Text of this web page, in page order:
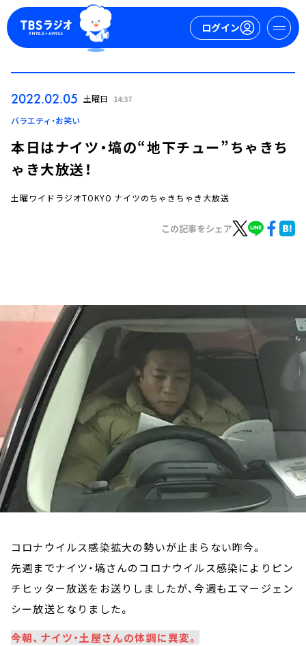
ログイン
ログイン
お知らせ
イベント・グッズ
YouTube
会社情報
2022.02.05 土曜日 14:37
バラエティ・お笑い
本日はナイツ・塙の“地下チュー”ちゃきち
ゃき大放送！
土曜ワイドラジオTOKYO ナイツのちゃきちゃき大放送
この記事をシェア
コロナウイルス感染拡大の勢いが止まらない昨今。
先週までナイツ・塙さんのコロナウイルス感染によりピン
チヒッター放送をお送りしましたが、今週もエマージェン
シー放送となりました。
今朝、ナイツ・土屋さんの体調に異変。